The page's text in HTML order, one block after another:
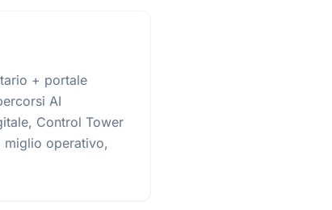
+ portale
AI
Control Tower
miglio operativo,